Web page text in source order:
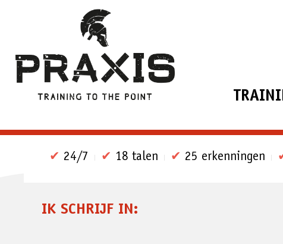
✔ 24/7 ✔ 18 talen ✔ 25 erkenningen
IK SCHRIJF IN: